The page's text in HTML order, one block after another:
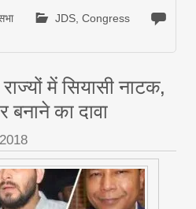
JDS, Congress
में सियासी नाटक,
बनाने का दावा